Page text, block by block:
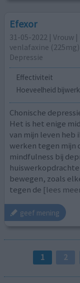
Efexor
31-05-2022 | Vrouw |
venlafaxine (225mg)
Depressie
Effectiviteit
Hoeveelheid
Chonische
Het is het enige
van mijn leven heb
werken tegen mijn
mindfulness bij
bewegen, zoals
tegen de [lees
geef mening
1 2